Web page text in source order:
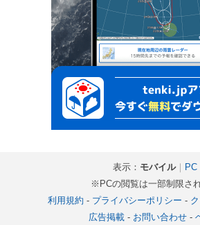
表示： モバイル｜ PC
※PCの閲覧は一部制限さ
利用規約 - プライバシーポリシー -
広告掲載- お問い合わせ-